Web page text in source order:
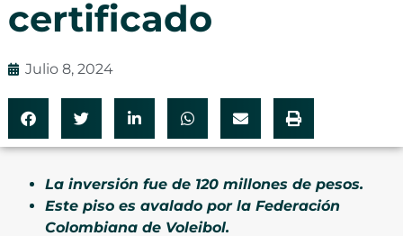
certificado
Julio 8, 2024
La inversión fue de 120 millones de pesos.
Este piso es avalado por la Federación
Colombiana de Voleibol.